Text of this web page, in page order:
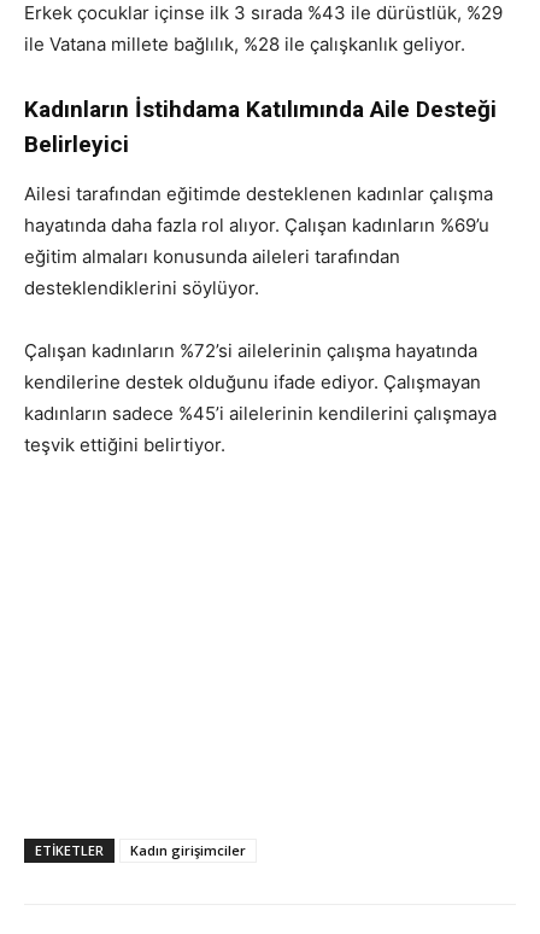
Erkek çocuklar içinse ilk 3 sırada %43 ile dürüstlük, %29
ile Vatana millete bağlılık, %28 ile çalışkanlık geliyor.
Kadınların İstihdama Katılımında Aile Desteği
Belirleyici
Ailesi tarafından eğitimde desteklenen kadınlar çalışma
hayatında daha fazla rol alıyor. Çalışan kadınların %69’u
eğitim almaları konusunda aileleri tarafından
desteklendiklerini söylüyor.
Çalışan kadınların %72’si ailelerinin çalışma hayatında
kendilerine destek olduğunu ifade ediyor. Çalışmayan
kadınların sadece %45’i ailelerinin kendilerini çalışmaya
teşvik ettiğini belirtiyor.
ETIKETLER Kadın girişimciler